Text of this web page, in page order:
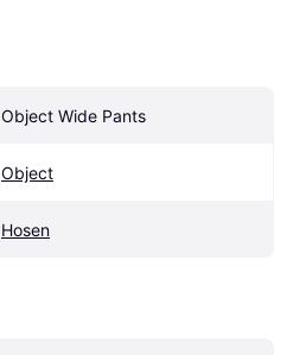
Object Wide Pants
Object
Hosen